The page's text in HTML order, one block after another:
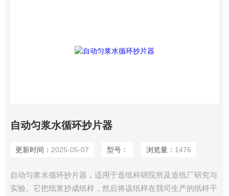
自动匀浆水循环抄片器
更新时间： 2025-05-07 型号： 浏览量： 1476
自动匀浆水循环抄片器，适用于造纸科研院所及造纸厂研究与
实验。它把纸浆抄成纸样，然后将该纸样在我司生产的纸样干